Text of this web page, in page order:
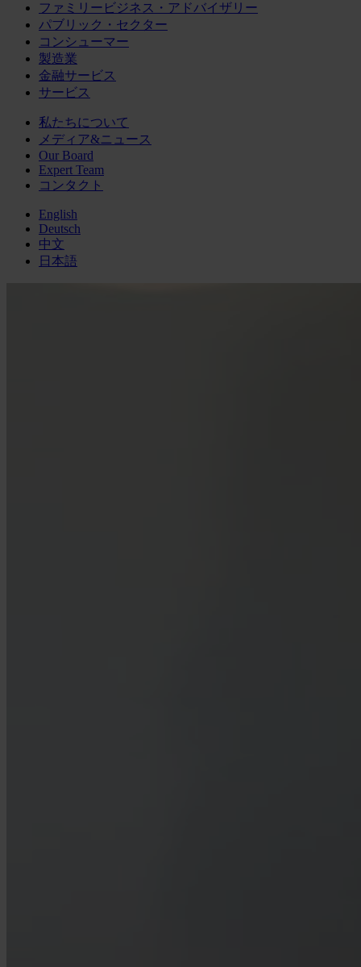
ファミリービジネス・アドバイザリー
パブリック・セクター
コンシューマー
製造業
金融サービス
サービス
私たちについて
メディア&ニュース
Our Board
Expert Team
コンタクト
English
Deutsch
中文
日本語